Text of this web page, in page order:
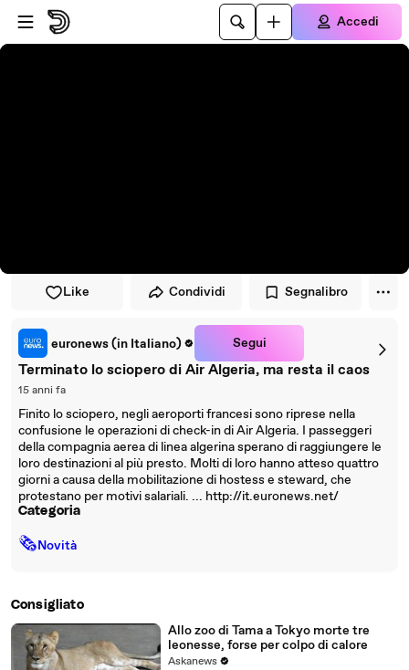
Vai al lettore
Passa al contenuto principale
Accedi
Like Condividi Segnalibro
euronews (in Italiano) Segui
Terminato lo sciopero di Air Algeria, ma resta il caos
15 anni fa
Finito lo sciopero, negli aeroporti francesi sono riprese nella
confusione le operazioni di check-in di Air Algeria. I passeggeri
della compagnia aerea di linea algerina sperano di raggiungere le
loro destinazioni al più presto. Molti di loro hanno atteso quattro
giorni a causa della mobilitazione di hostess e steward, che
protestano per motivi salariali. ... http://it.euronews.net/
Categoria
🗞Novità
Consigliato
Allo zoo di Tama a Tokyo morte tre
leonesse, forse per colpo di calore
Askanews